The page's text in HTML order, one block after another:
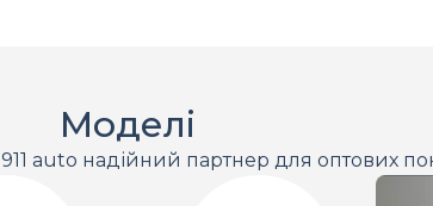
Моделі
auto надійний партнер для оптових